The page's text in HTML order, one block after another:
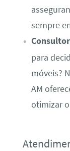
sempre
para
móveis?
AM
otimizar